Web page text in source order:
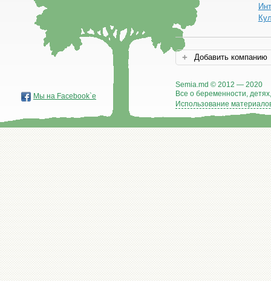
Добавить компанию
Semia.md © 2012 — 2020
Все о беременности,
Использование
Мы на Facebook`е